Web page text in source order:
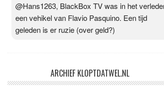
@Hans1263, BlackBox TV was in het
een vehikel van Flavio Pasquino. Een tijd
geleden is er ruzie (over geld?)
ARCHIEF KLOPTDATWEL.NL